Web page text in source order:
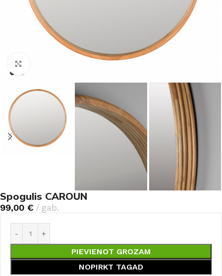
Spogulis CAROUN
99,00 € gab.
PIEVIENOT GROZAM
NOPIRKT TAGAD